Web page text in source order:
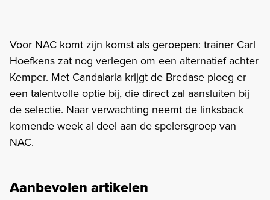
Voor NAC komt zijn komst als geroepen: trainer Carl
Hoefkens zat nog verlegen om een alternatief achter
Kemper. Met Candalaria krijgt de Bredase ploeg er
een talentvolle optie bij, die direct zal aansluiten bij
de selectie. Naar verwachting neemt de linksback
komende week al deel aan de spelersgroep van
NAC.
Aanbevolen artikelen